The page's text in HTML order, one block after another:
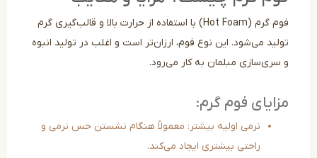
فوم گرم (Hot Foam) با استفاده از حرارت بالا و قالب‌گیری گرم
می‌شود. این نوع فوم، ارزان‌تر است و اغلب در تولید انبوه
مبلمان به کار می‌رود.
فوم گرم:
نرمی اولیه بیشتر: معمولاً هنگام نشستن حس نرمی و
راحتی بیشتری ایجاد می‌کند.